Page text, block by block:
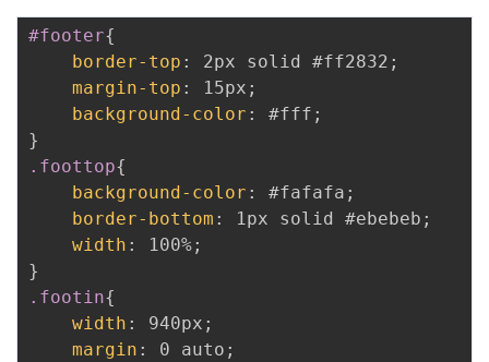
#footer{
border-top : 2px solid #ff2832 ;
margin-top : 15px ;
background-color : #fff ;
}
.foottop{
background-color : #fafafa ;
border-bottom : 1px solid #ebebeb ;
width : 100%;
}
.footin{
width : 940px ;
margin : 0 auto ;